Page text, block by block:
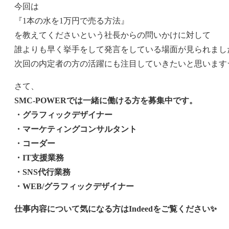
今回は
『1本の水を1万円で売る方法』
を教えてくださいという社長からの問いかけに対して
誰よりも早く挙手をして発言をしている場面が見られまし
次回の内定者の方の活躍にも注目していきたいと思いま
さて、
SMC-POWERでは一緒に働ける方を募集中です。
・グラフィックデザイナー
・マーケティングコンサルタント
・コーダー
・IT支援業務
・SNS代行業務
・WEB/グラフィックデザイナー
仕事内容について気になる方はIndeedをご覧ください✨